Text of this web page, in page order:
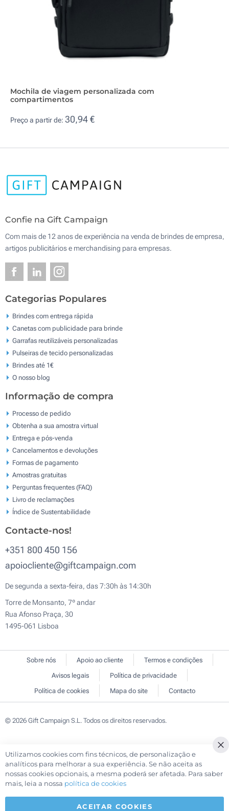
Mochila de viagem personalizada com
compartimentos
Preço a partir de: 30,94 €
Confie na Gift Campaign
Com mais de 12 anos de experiência na venda de brindes de empresa,
artigos publicitários e merchandising para empresas.
Categorias Populares
Brindes com entrega rápida
Canetas com publicidade para brinde
Garrafas reutilizáveis personalizadas
Pulseiras de tecido personalizadas
Brindes até 1€
O nosso blog
Informação de compra
Processo de pedido
Obtenha a sua amostra virtual
Entrega e pós-venda
Cancelamentos e devoluções
Formas de pagamento
Amostras gratuitas
Perguntas frequentes (FAQ)
Livro de reclamaçōes
Índice de Sustentabilidade
Contacte-nos!
+351 800 450 156
apoiocliente@giftcampaign.com
De segunda a sexta-feira, das 7:30h às 14:30h
Torre de Monsanto, 7º andar
Rua Afonso Praça, 30
1495-061 Lisboa
Sobre nós Apoio ao cliente
Termos e condições
Avisos legais
Política de privacidade
Política de cookies
Mapa do site Contacto
© 2026 Gift Campaign S.L. Todos os direitos reservados.
Utilizamos cookies com fins técnicos, de personalização e
analíticos para melhorar a sua experiência. Se não aceita as
nossas cookies opcionais, a mesma poderá ser afetada. Para saber
mais, leia a nossa política de cookies
ACEITAR COOKIES